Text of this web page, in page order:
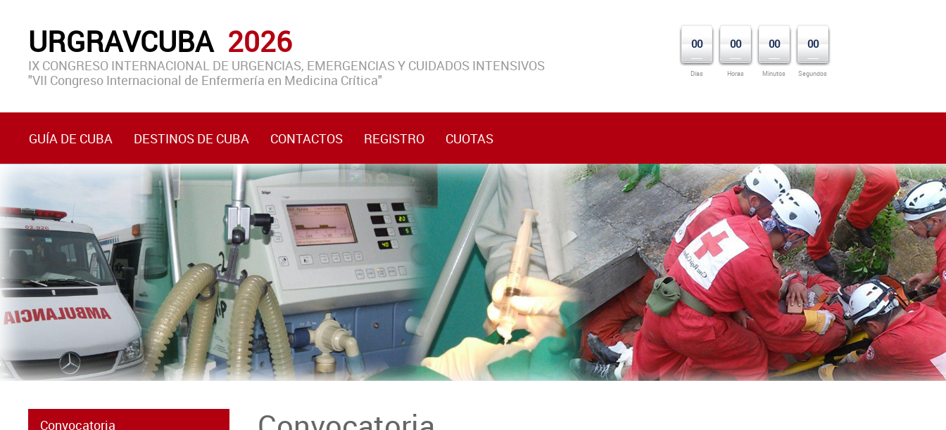
URGRAVCUBA 2026
IX CONGRESO INTERNACIONAL DE URGENCIAS, EMERGENCIAS Y CUIDADOS INTENSIVOS
"VII Congreso Internacional de Enfermería en Medicina Crítica"
00
Días
00
Horas
00
Minutos
00
Segundos
GUÍA DE CUBA DESTINOS DE CUBA CONTACTOS REGISTRO CUOTAS
Convocatoria